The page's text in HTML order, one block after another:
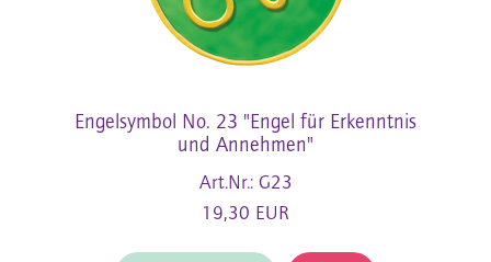
Engelsymbol No. 23 "Engel für Erkenntnis
und Annehmen"
Art.Nr.: G23
19,30 EUR